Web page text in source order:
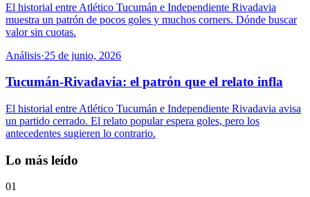
El historial entre Atlético Tucumán e Independiente Rivadavia
muestra un patrón de pocos goles y muchos corners. Dónde buscar
valor sin cuotas.
Análisis·25 de junio, 2026
Tucumán-Rivadavia: el patrón que el relato infla
El historial entre Atlético Tucumán e Independiente Rivadavia avisa
un partido cerrado. El relato popular espera goles, pero los
antecedentes sugieren lo contrario.
Lo más leído
01